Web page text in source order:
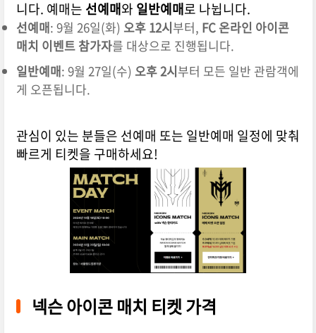
니다. 예매는 선예매와 일반예매로 나뉩니다.
선예매: 9월 26일(화) 오후 12시부터, FC 온라인 아이콘
매치 이벤트 참가자를 대상으로 진행됩니다.
일반예매: 9월 27일(수) 오후 2시부터 모든 일반 관람객에
게 오픈됩니다.
관심이 있는 분들은 선예매 또는 일반예매 일정에 맞춰
빠르게 티켓을 구매하세요!
넥슨 아이콘 매치 티켓 가격